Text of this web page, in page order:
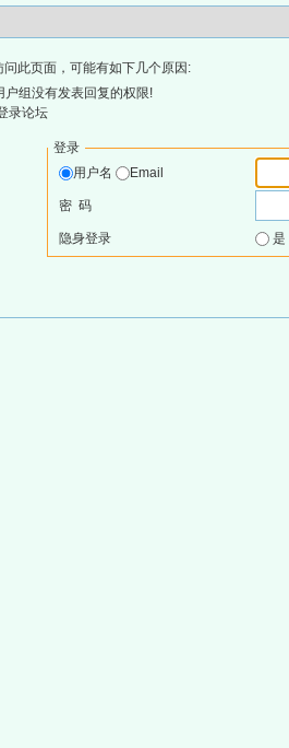
此页面，可能有如下几个原因:
户组没有发表回复的权限!
录论坛
登录
用户名
Email
密 码
隐身登录